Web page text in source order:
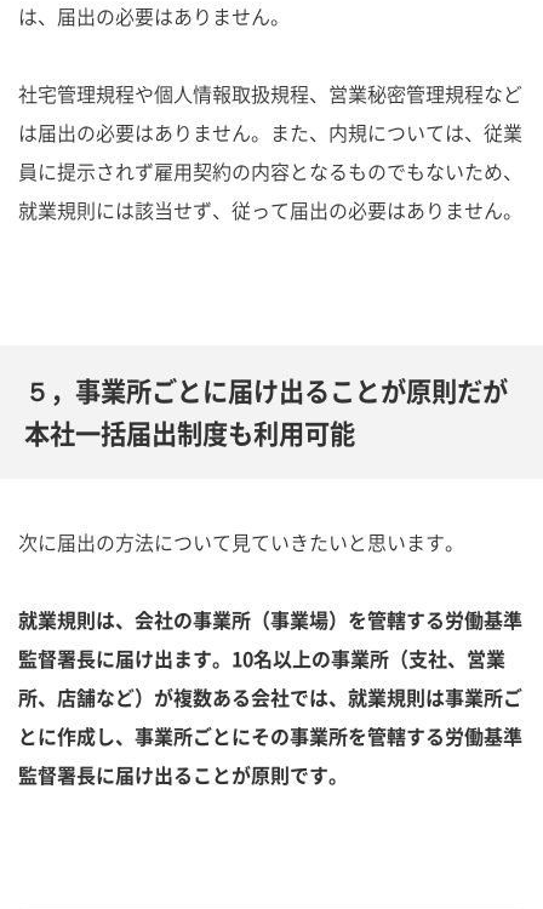
は、届出の必要はありません。
社宅管理規程や個人情報取扱規程、営業秘密管理規程など
は届出の必要はありません。また、内規については、従業
員に提示されず雇用契約の内容となるものでもないため、
就業規則には該当せず、従って届出の必要はありません。
５，事業所ごとに届け出ることが原則だが
本社一括届出制度も利用可能
次に届出の方法について見ていきたいと思います。
就業規則は、会社の事業所（事業場）を管轄する労働基準
監督署長に届け出ます。10名以上の事業所（支社、営業
所、店舗など）が複数ある会社では、就業規則は事業所ご
とに作成し、事業所ごとにその事業所を管轄する労働基準
監督署長に届け出ることが原則です。